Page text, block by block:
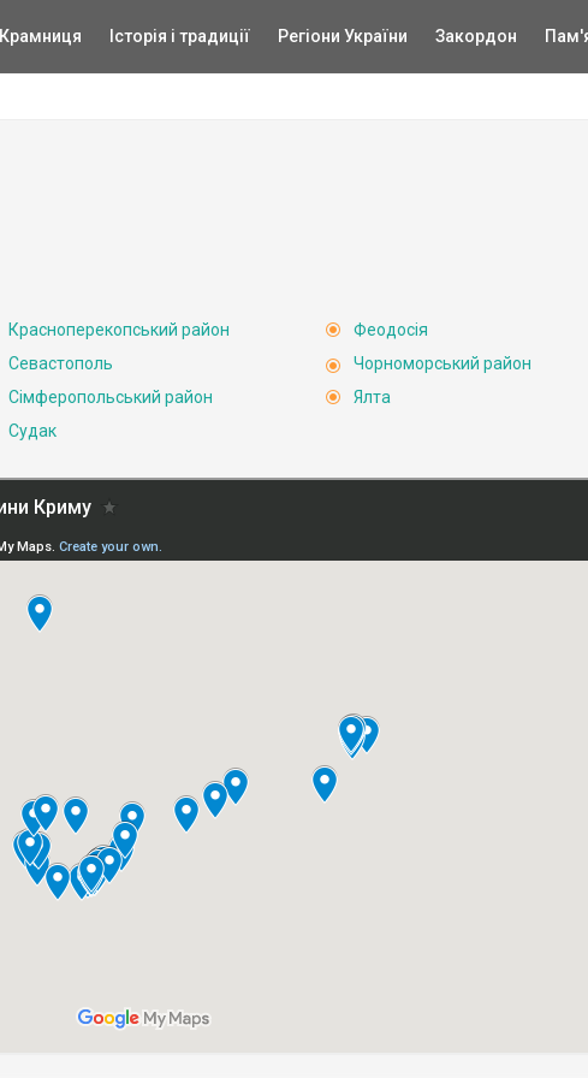
Крамниця Історія і традиції Регіони України Закордон
Красноперекопський район
Севастополь
Сімферопольський район
Судак
Феодосія
Чорноморський район
Ялта